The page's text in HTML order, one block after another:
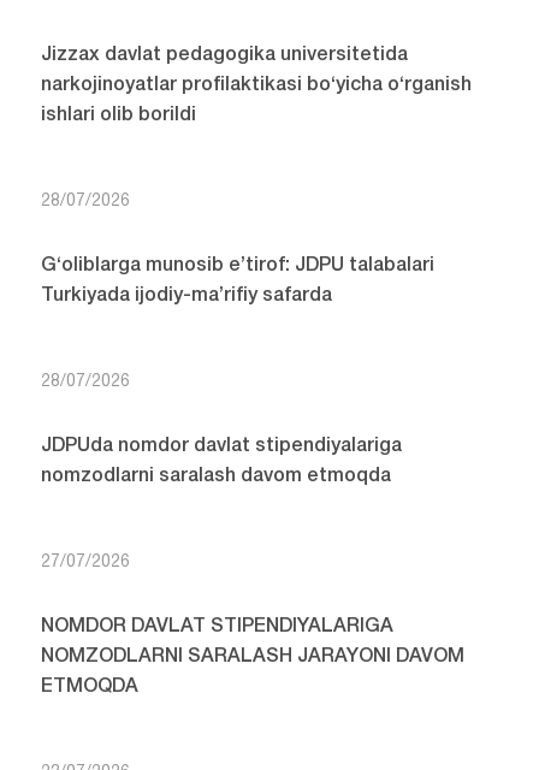
Jizzax davlat pedagogika universitetida
narkojinoyatlar profilaktikasi bo‘yicha o‘rganish
ishlari olib borildi
28/07/2026
G‘oliblarga munosib e’tirof: JDPU talabalari
Turkiyada ijodiy-ma’rifiy safarda
28/07/2026
JDPUda nomdor davlat stipendiyalariga
nomzodlarni saralash davom etmoqda
27/07/2026
NOMDOR DAVLAT STIPENDIYALARIGA
NOMZODLARNI SARALASH JARAYONI DAVOM
ETMOQDA